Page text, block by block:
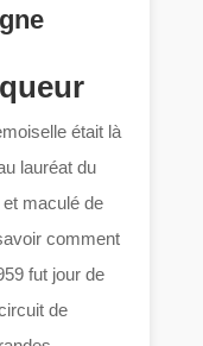
était là
lauréat du
et maculé de
comment
fut jour de
de